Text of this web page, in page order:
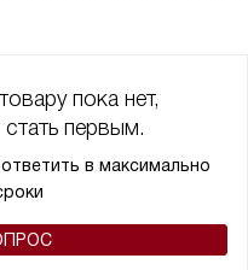
пока нет,
первым.
в максимально